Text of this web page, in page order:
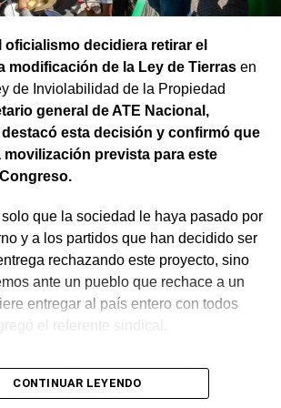
oficialismo decidiera retirar el
modificación de la Ley de Tierrasen
de Inviolabilidad de la Propiedad
general de ATE Nacional,
esta decisión y confirmó que
movilización prevista para este
que la sociedad le haya pasado por
y a los partidos que han decidido ser
rechazando este proyecto, sino
ante un pueblo que rechace a un
entregar al país entero con todos
el referente sindical.
movilización prevista para el jueves,
se le están terminando las balas y
CONTINUAR LEYENDO